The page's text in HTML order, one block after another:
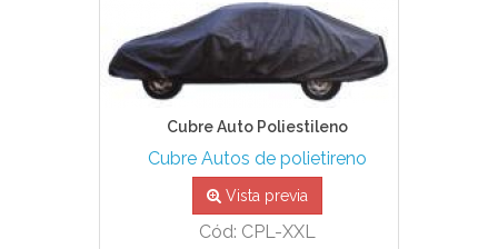
Cubre Auto Poliestileno
Cubre Autos de polietireno
Vista previa
Cód: CPL-XXL